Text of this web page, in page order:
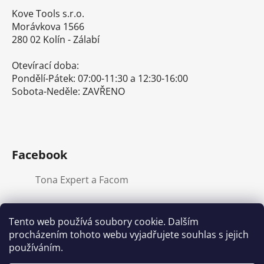
Tento web používá soubory cookie. Dalším
procházením tohoto webu vyjadřujete souhlas s jejich
používáním.
Kove Tools s.r.o.
Morávkova 1566
280 02 Kolín - Zálabí
Otevírací doba:
Pondělí-Pátek: 07:00-11:30 a 12:30-16:00
Sobota-Neděle: ZAVŘENO
Facebook
Tona Expert a Facom
E-shop s ručním nářadím
Kove Tools s.r.o.